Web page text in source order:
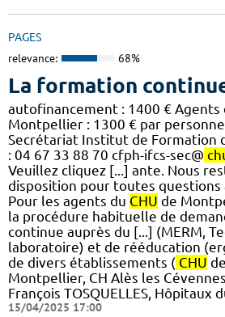
PAGES
relevance: 68%
La formation
autofinancement : 1400 € Agents
Montpellier : 1300 € par
Secrétariat Institut de Formation
: 04 67 33 88 70 cfph-ifcs-sec@
Veuillez cliquez [...] ante. Nous
disposition pour toutes questions
Pour les agents du CHU de
la procédure habituelle de
continue auprès du [...] (MERM,
laboratoire) et de rééducation
de divers établissements ( CHU
Montpellier, CH Alès les
François TOSQUELLES, Hôpitaux
15/04/2025 17:00